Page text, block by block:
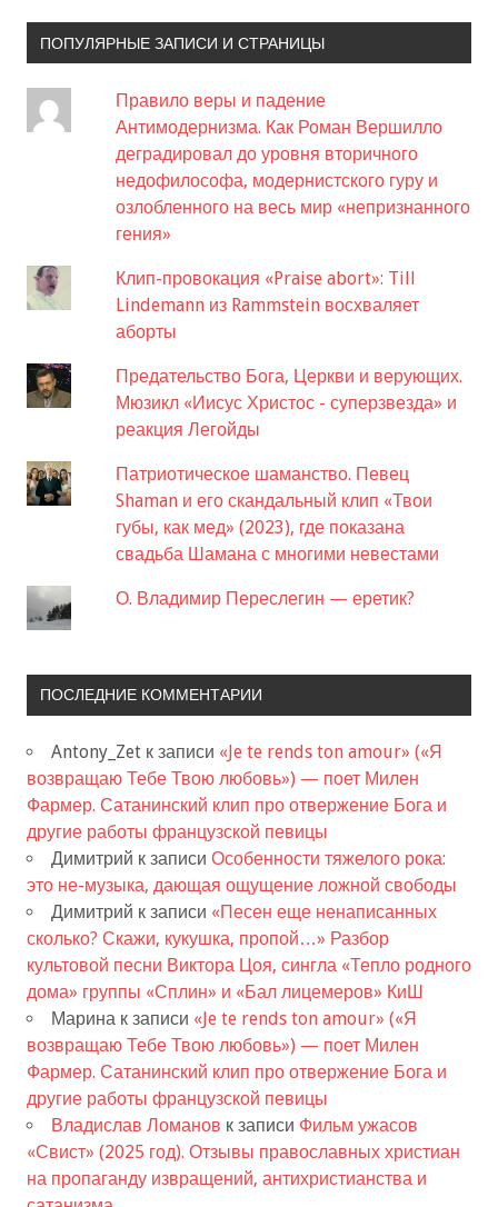
ПОПУЛЯРНЫЕ ЗАПИСИ И СТРАНИЦЫ
Правило веры и падение
Антимодернизма. Как Роман Вершилло
деградировал до уровня вторичного
недофилософа, модернистского гуру и
озлобленного на весь мир «непризнанного
гения»
Клип-провокация «Praise abort»: Till
Lindemann из Rammstein восхваляет
аборты
Предательство Бога, Церкви и верующих.
Мюзикл «Иисус Христос - суперзвезда» и
реакция Легойды
Патриотическое шаманство. Певец
Shaman и его скандальный клип «Твои
губы, как мед» (2023), где показана
свадьба Шамана с многими невестами
О. Владимир Переслегин — еретик?
ПОСЛЕДНИЕ КОММЕНТАРИИ
Antony_Zet к записи «Je te rends ton amour» («Я
возвращаю Тебе Твою любовь») — поет Милен
Фармер. Сатанинский клип про отвержение Бога и
другие работы французской певицы
Димитрий к записи Особенности тяжелого рока:
это не-музыка, дающая ощущение ложной свободы
Димитрий к записи «Песен еще ненаписанных
сколько? Скажи, кукушка, пропой…» Разбор
культовой песни Виктора Цоя, сингла «Тепло родного
дома» группы «Сплин» и «Бал лицемеров» КиШ
Марина к записи «Je te rends ton amour» («Я
возвращаю Тебе Твою любовь») — поет Милен
Фармер. Сатанинский клип про отвержение Бога и
другие работы французской певицы
Владислав Ломанов к записи Фильм ужасов
«Свист» (2025 год). Отзывы православных христиан
на пропаганду извращений, антихристианства и